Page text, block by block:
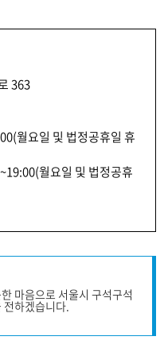
363
월요일 및 법정공휴일 휴
월요일 및 법정공휴
마음으로 서울시 구석구석
하겠습니다.